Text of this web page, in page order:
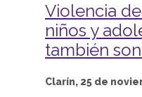
Violencia
niños y
también
Clarín, 25 de